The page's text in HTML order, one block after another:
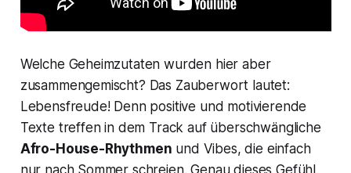
Welche Geheimzutaten wurden hier aber
zusammengemischt? Das Zauberwort lautet:
Lebensfreude! Denn positive und motivierende
Texte treffen in dem Track auf überschwängliche
Afro-House-Rhythmen und Vibes, die einfach
nur nach Sommer schreien. Genau dieses Gefühl